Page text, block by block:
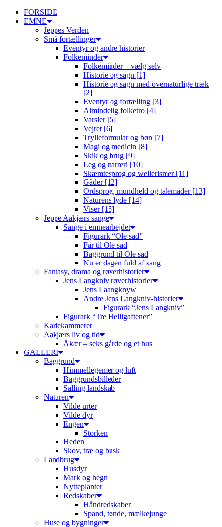
FORSIDE
EMNE
Jeppes Verden
Små fortællinger
Eventyr og andre historier
Folkeminder
Folkeminder – vælg selv
Historie og sagn [1]
Historie og sagn med overnaturlige træk
[2]
Eventyr og fortælling [3]
Almindelig folketro [4]
Varsler [5]
Vejret [6]
Trylleformular og bøn [7]
Magi og medicin [8]
Skik og brug [9]
Leg og narreri [10]
Skæmtesprog og wellerismer [11]
Gåder [12]
Ordsprog, mundheld og talemåder [13]
Naturens lyde [14]
Viser [15]
Jeppe Aakjærs sange
Sange i emnearbejdet
Figurark “Ole sad”
Får til Ole sad
Baggrund til Ole sad
Nu er dagen fuld af sang
Fantasy, drama og røverhistorier
Jens Langkniv røverhistorier
Jens Laangknyw
Andre Jens Langkniv-historier
Figurark “Jens Langkniv”
Figurark “Tre Helligaftener”
Karlekammeret
Aakjærs liv og tid
Åkær – seks gårde og et hus
GALLERI
Baggrund
Himmellegemer og luft
Baggrundsbilleder
Salling landskab
Naturen
Vilde urter
Vilde dyr
Engen
Storken
Heden
Skov, træ og busk
Landbrug
Husdyr
Mark og hegn
Nytteplanter
Redskaber
Håndredskaber
Spand, tønde, mælkejunge
Huse og bygninger